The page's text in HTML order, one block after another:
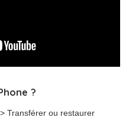
?
Transférer ou restaurer